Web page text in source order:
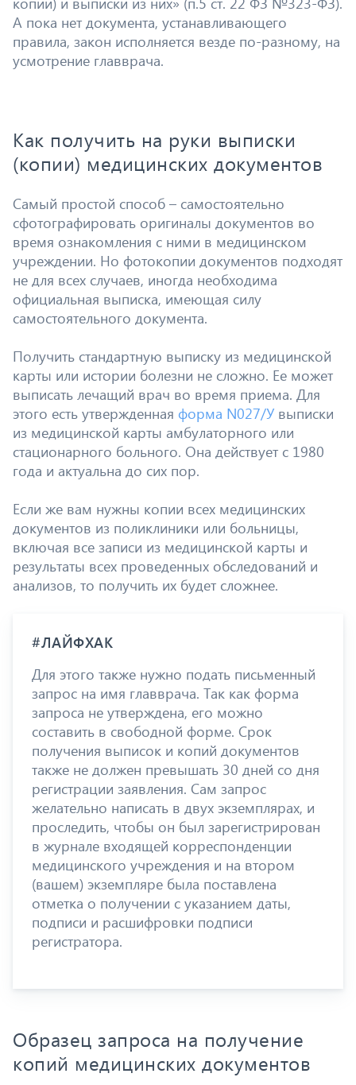
А пока нет документа, устанавливающего
правила, закон исполняется везде по-разному, на
усмотрение главврача.
Как получить на руки выписки
(копии) медицинских документов
Самый простой способ – самостоятельно
сфотографировать оригиналы документов во
время ознакомления с ними в медицинском
учреждении. Но фотокопии документов подходят
не для всех случаев, иногда необходима
официальная выписка, имеющая силу
самостоятельного документа.
Получить стандартную выписку из медицинской
карты или истории болезни не сложно. Ее может
выписать лечащий врач во время приема. Для
этого есть утвержденная форма N027/У выписки
из медицинской карты амбулаторного или
стационарного больного. Она действует с 1980
года и актуальна до сих пор.
Если же вам нужны копии всех медицинских
документов из поликлиники или больницы,
включая все записи из медицинской карты и
результаты всех проведенных обследований и
анализов, то получить их будет сложнее.
#ЛАЙФХАК
Для этого также нужно подать письменный
запрос на имя главврача. Так как форма
запроса не утверждена, его можно
составить в свободной форме. Срок
получения выписок и копий документов
также не должен превышать 30 дней со дня
регистрации заявления. Сам запрос
желательно написать в двух экземплярах, и
проследить, чтобы он был зарегистрирован
в журнале входящей корреспонденции
медицинского учреждения и на втором
(вашем) экземпляре была поставлена
отметка о получении с указанием даты,
подписи и расшифровки подписи
регистратора.
Образец запроса на получение
копий медицинских документов